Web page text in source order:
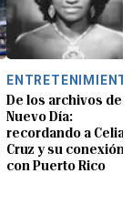
De los archivos de
Nuevo Día:
recordando a Celia
Cruz y su conexión
con Puerto Rico